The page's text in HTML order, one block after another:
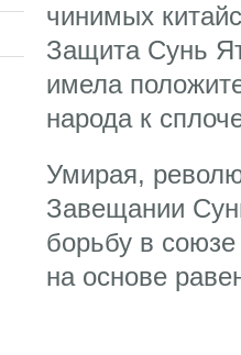
чинимых
Защита Сунь
имела
народа к
Умирая,
Завещании
борьбу в
на основе